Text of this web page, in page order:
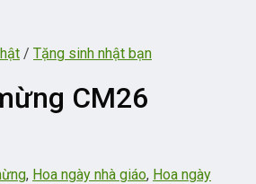
/ Tặng sinh nhật bạn
CM26
, Hoa ngày nhà giáo, Hoa ngày